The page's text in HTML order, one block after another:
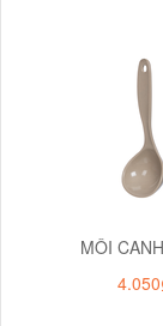
MÔI